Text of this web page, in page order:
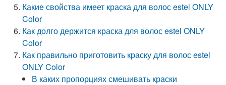
Какие свойства имеет краска для волос estel ONLY
Color
Как долго держится краска для волос estel ONLY
Color
Как правильно приготовить краску для волос estel
ONLY Color
В каких пропорциях смешивать краски